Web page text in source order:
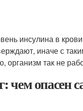
инсулина в
иначе с
так не
чем опасен